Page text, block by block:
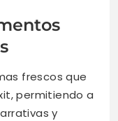
frescos que
permitiendo a
y